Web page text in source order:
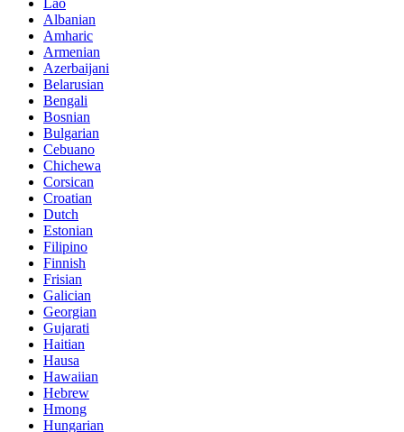
Lao
Albanian
Amharic
Armenian
Azerbaijani
Belarusian
Bengali
Bosnian
Bulgarian
Cebuano
Chichewa
Corsican
Croatian
Dutch
Estonian
Filipino
Finnish
Frisian
Galician
Georgian
Gujarati
Haitian
Hausa
Hawaiian
Hebrew
Hmong
Hungarian